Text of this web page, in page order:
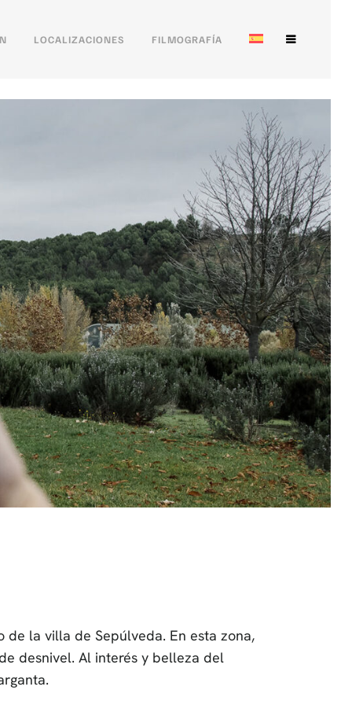
LOCALIZACIONES FILMOGRAFÍA
de la villa de Sepúlveda. En esta zona,
desnivel. Al interés y belleza del